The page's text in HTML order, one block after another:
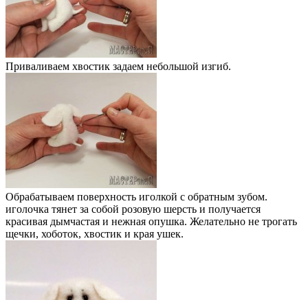
Приваливаем хвостик задаем небольшой изгиб.
Обрабатываем поверхность иголкой с обратным зубом.
иголочка тянет за собой розовую шерсть и получается
красивая дымчастая и нежная опушка. Желательно не трогать
щечки, хоботок, хвостик и края ушек.